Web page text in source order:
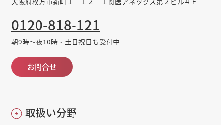
0120-818-121
朝9時～夜10時・土日祝日も受付中
お問合せ
取扱い分野